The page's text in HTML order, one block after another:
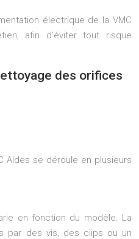
électrique de la VMC
afin d’éviter tout risque
des orifices
Aldes se déroule en plusieurs
en fonction du modèle. La
par des vis, des clips ou un